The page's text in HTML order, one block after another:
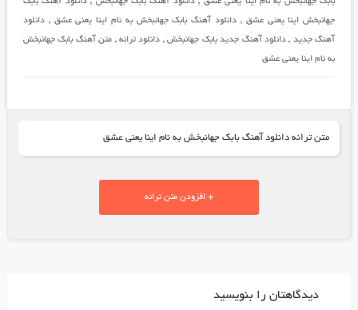
جهانبخش اینا یعنی عشق , دانلود آهنگ بابک جهانبخش به نام اینا یعنی عشق ,دانلود
آهنگ جدید ,دانلود آهنگ جدید بابک جهانبخش, دانلود ترانه , متن آهنگ بابک جهانبخش
به نام اینا یعنی عشق
متن ترانه دانلود آهنگ بابک جهانبخش به نام اینا یعنی عشق
+ افزودن متن ترانه
دیدگاهتان را بنویسید